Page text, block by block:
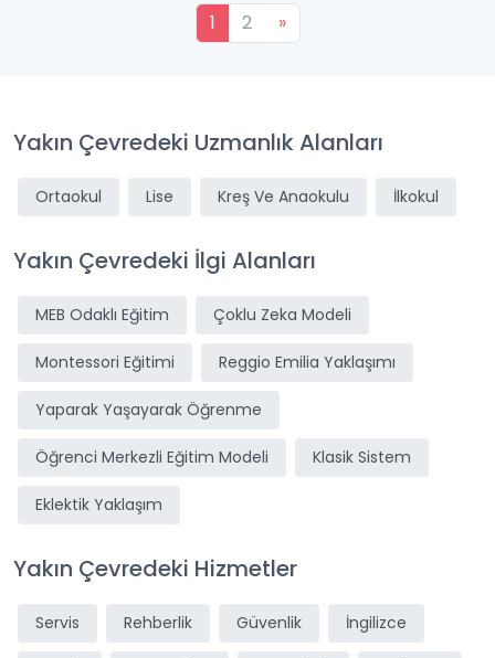
1 2 »
Yakın Çevredeki Uzmanlık Alanları
Ortaokul Lise Kreş Ve Anaokulu İlkokul
Yakın Çevredeki İlgi Alanları
MEB Odaklı Eğitim Çoklu Zeka Modeli
Montessori Eğitimi Reggio Emilia Yaklaşımı
Yaparak Yaşayarak Öğrenme
Öğrenci Merkezli Eğitim Modeli Klasik Sistem
Eklektik Yaklaşım
Yakın Çevredeki Hizmetler
Servis Rehberlik Güvenlik İngilizce